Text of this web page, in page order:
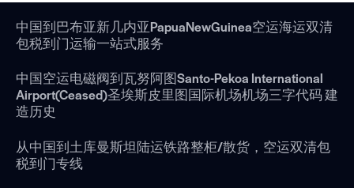
中国到巴布亚新几内亚PapuaNewGuinea空运海运双清
包税到门运输一站式服务
中国空运电磁阀到瓦努阿图Santo-Pekoa International
Airport(Ceased)圣埃斯皮里图国际机场机场三字代码 建
造历史
从中国到土库曼斯坦陆运铁路整柜/散货，空运双清包
税到门专线